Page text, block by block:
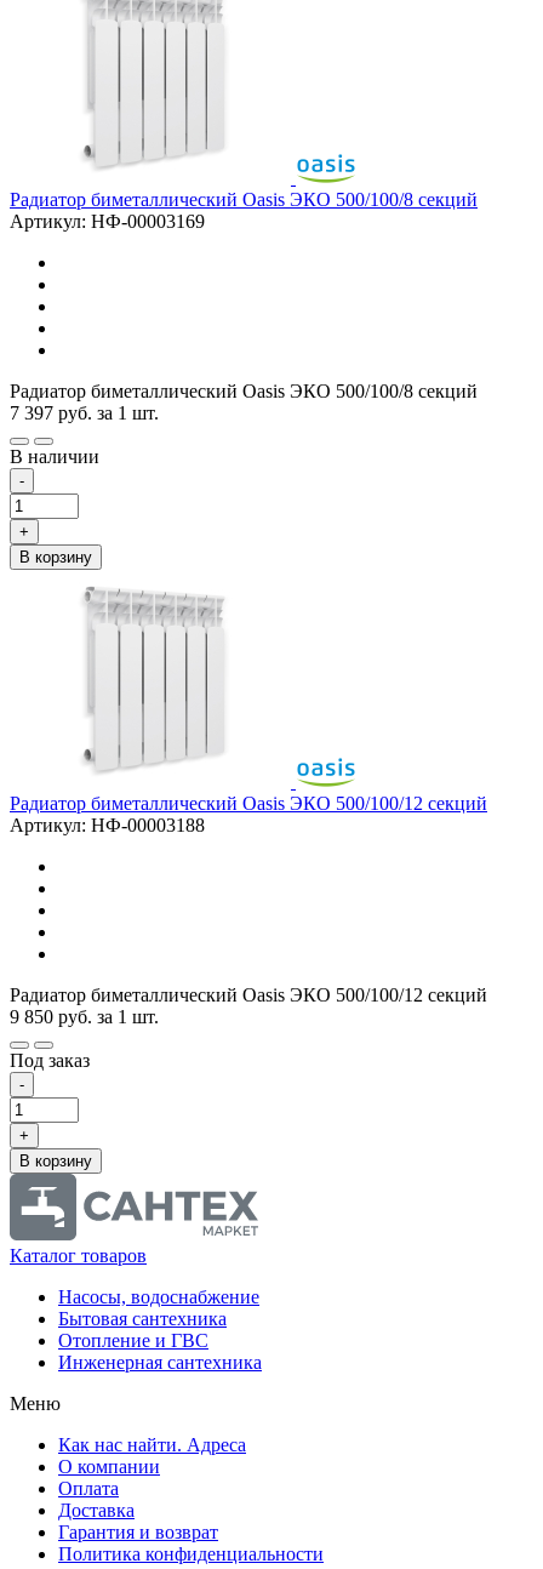
Радиатор биметаллический Oasis ЭКО 500/100/8 секций
Артикул: НФ-00003169
Радиатор биметаллический Oasis ЭКО 500/100/8 секций
7 397 руб. за 1 шт.
В наличии
-
+
В корзину
Радиатор биметаллический Oasis ЭКО 500/100/12 секций
Артикул: НФ-00003188
Радиатор биметаллический Oasis ЭКО 500/100/12 секций
9 850 руб. за 1 шт.
Под заказ
-
+
В корзину
Каталог товаров
Насосы, водоснабжение
Бытовая сантехника
Отопление и ГВС
Инженерная сантехника
Меню
Как нас найти. Адреса
О компании
Оплата
Доставка
Гарантия и возврат
Политика конфиденциальности